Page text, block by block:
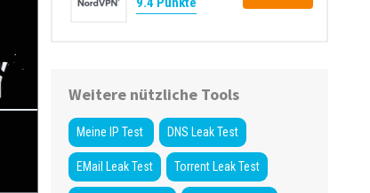
Weitere nützliche Tools
Meine IP Test DNS Leak Test
EMail Leak Test Torrent Leak Test